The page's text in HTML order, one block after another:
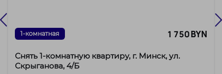
1-комнатная 1 750 BYN
Снять 1-комнатную квартиру, г. Минск, ул.
Скрыганова, 4/Б